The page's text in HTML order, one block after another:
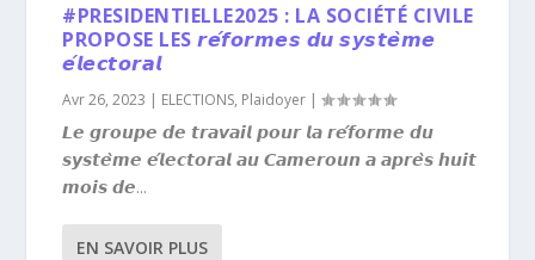
#PRESIDENTIELLE2025 : LA SOCIÉTÉ CIVILE
PROPOSE LES 𝙧𝙚́𝙛𝙤𝙧𝙢𝙚𝙨 𝙙𝙪 𝙨𝙮𝙨𝙩𝙚̀𝙢𝙚
𝙚́𝙡𝙚𝙘𝙩𝙤𝙧𝙖𝙡
Avr 26, 2023 | ELECTIONS, Plaidoyer |
𝙇𝙚 𝙜𝙧𝙤𝙪𝙥𝙚 𝙙𝙚 𝙩𝙧𝙖𝙫𝙖𝙞𝙡 𝙥𝙤𝙪𝙧 𝙡𝙖 𝙧𝙚́𝙛𝙤𝙧𝙢𝙚 𝙙𝙪
𝙨𝙮𝙨𝙩𝙚̀𝙢𝙚 𝙚́𝙡𝙚𝙘𝙩𝙤𝙧𝙖𝙡 𝙖𝙪 𝘾𝙖𝙢𝙚𝙧𝙤𝙪𝙣 𝙖 𝙖𝙥𝙧𝙚̀𝙨 𝙝𝙪𝙞𝙩
𝙢𝙤𝙞𝙨 𝙙𝙚...
EN SAVOIR PLUS